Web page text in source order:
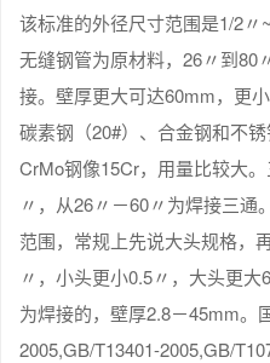
该标准的外径尺寸范围是1/2
无缝钢管为原材料，26〃到80
接。壁厚更大可达60mm，更
碳素钢（20#）、合金钢和不
CrMo钢像15Cr，用量比较大
〃，从26〃－60〃为焊接三
范围，常规上先说大头规格，
〃，小头更小0.5〃，大头更
为焊接的，壁厚2.8－45mm。
2005,GB/T13401-2005,GB/